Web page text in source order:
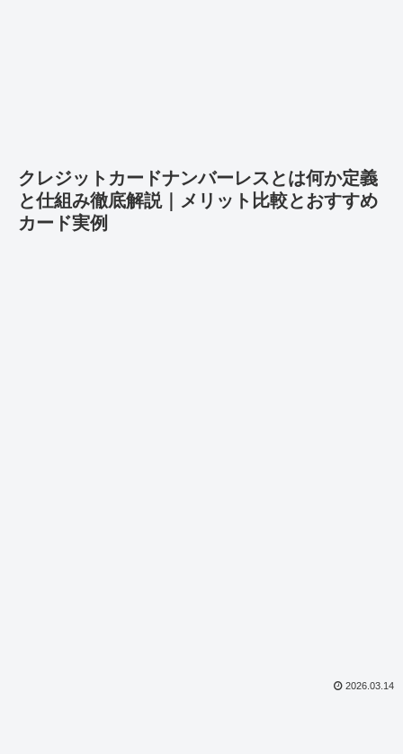
クレジットカードナンバーレスとは何か定義
と仕組み徹底解説｜メリット比較とおすすめ
カード実例
2026.03.14